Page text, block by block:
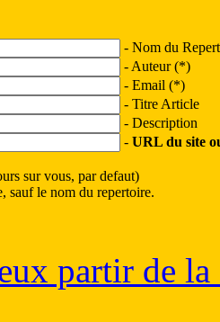
- Nom du
- Auteur (*)
- Email (*)
- Titre Article
- Description
- URL du site
sur vous, par defaut)
sauf le nom du repertoire.
partir de